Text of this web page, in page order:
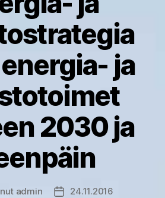
ja
2030 ja
admin Julkaisupäivämäärä
24.11.2016